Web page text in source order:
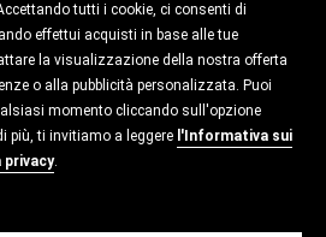
tutti i cookie, ci consenti di
effettui acquisti in base alle tue
la visualizzazione della nostra offerta
o alla pubblicità personalizzata. Puoi
momento cliccando sull'opzione
più, ti invitiamo a leggere l'Informativa sui
privacy.